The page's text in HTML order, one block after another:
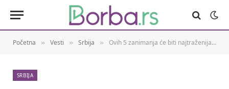
Početna » Vesti » Srbija » Ovih 5 zanimanja će biti najtraženija u 2023. godini: Plate i do 8.000 evra
SRBIJA